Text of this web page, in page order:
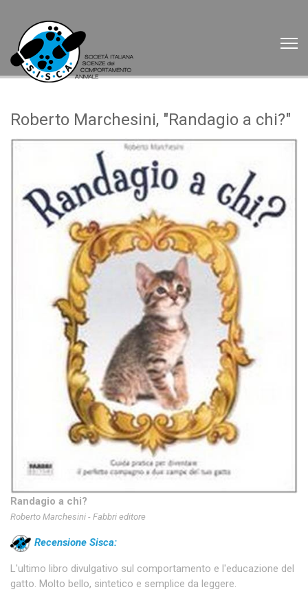
Roberto Marchesini, "Randagio a chi?"
Randagio a chi?
Roberto Marchesini - Fabbri editore
Recensione Sisca:
L'ultimo libro divulgativo sul comportamento e l'educazione del
gatto. Molto bello, sintetico e semplice da leggere.